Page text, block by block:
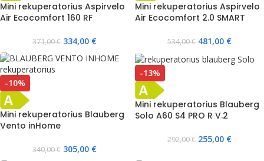
Mini rekuperatorius Aspirvelo
Air Ecocomfort 160 RF
371,00€ 334,00 €
Mini rekuperatorius Aspirvelo
Air Ecocomfort 2.0 SMART
534,00€ 481,00 €
-10%
Mini rekuperatorius Blauberg
Vento inHome
340,00€ 305,00 €
-13%
Mini rekuperatorius Blauberg
Solo A60 S4 PRO R V.2
292,00€ 255,00 €